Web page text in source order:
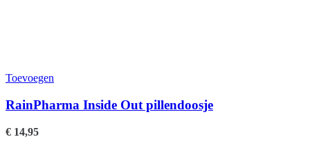
Toevoegen
RainPharma Inside Out pillendoosje
€ 14,95